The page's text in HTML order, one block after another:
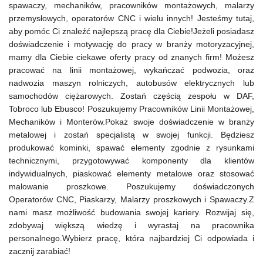
spawaczy, mechaników, pracowników montażowych, malarzy
przemysłowych, operatorów CNC i wielu innych! Jesteśmy tutaj,
aby pomóc Ci znaleźć najlepszą pracę dla Ciebie!Jeżeli posiadasz
doświadczenie i motywację do pracy w branży motoryzacyjnej,
mamy dla Ciebie ciekawe oferty pracy od znanych firm! Możesz
pracować na linii montażowej, wykańczać podwozia, oraz
nadwozia maszyn rolniczych, autobusów elektrycznych lub
samochodów ciężarowych. Zostań częścią zespołu w DAF,
Tobroco lub Ebusco! Poszukujemy Pracowników Linii Montażowej,
Mechaników i Monterów.Pokaż swoje doświadczenie w branży
metalowej i zostań specjalistą w swojej funkcji. Będziesz
produkować kominki, spawać elementy zgodnie z rysunkami
technicznymi, przygotowywać komponenty dla klientów
indywidualnych, piaskować elementy metalowe oraz stosować
malowanie proszkowe. Poszukujemy doświadczonych
Operatorów CNC, Piaskarzy, Malarzy proszkowych i Spawaczy.Z
nami masz możliwość budowania swojej kariery. Rozwijaj się,
zdobywaj większą wiedzę i wyrastaj na pracownika
personalnego.Wybierz pracę, która najbardziej Ci odpowiada i
zacznij zarabiać!